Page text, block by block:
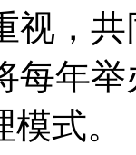
视，
每年
式。